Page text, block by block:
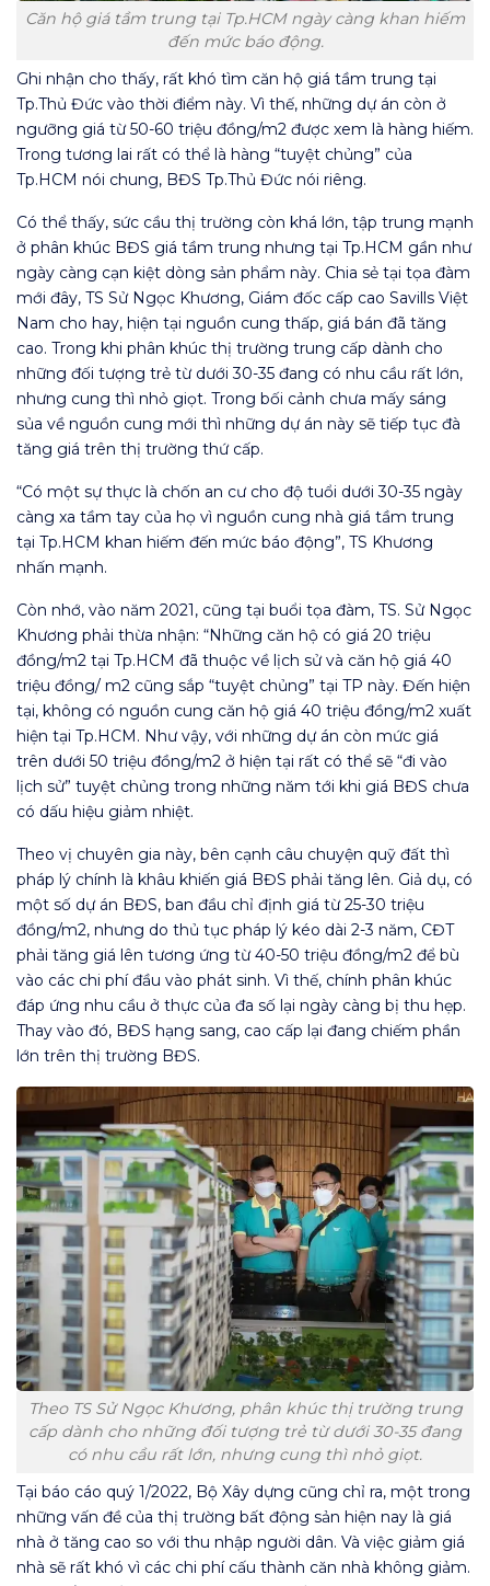
Căn hộ giá tầm trung tại Tp.HCM ngày càng khan hiếm
đến mức báo động.
Ghi nhận cho thấy, rất khó tìm căn hộ giá tầm trung tại
Tp.Thủ Đức vào thời điểm này. Vì thế, những dự án còn ở
ngưỡng giá từ 50-60 triệu đồng/m2 được xem là hàng hiếm.
Trong tương lai rất có thể là hàng “tuyệt chủng” của
Tp.HCM nói chung, BĐS Tp.Thủ Đức nói riêng.
Có thể thấy, sức cầu thị trường còn khá lớn, tập trung mạnh
ở phân khúc BĐS giá tầm trung nhưng tại Tp.HCM gần như
ngày càng cạn kiệt dòng sản phẩm này. Chia sẻ tại tọa đàm
mới đây, TS Sử Ngọc Khương, Giám đốc cấp cao Savills Việt
Nam cho hay, hiện tại nguồn cung thấp, giá bán đã tăng
cao. Trong khi phân khúc thị trường trung cấp dành cho
những đối tượng trẻ từ dưới 30-35 đang có nhu cầu rất lớn,
nhưng cung thì nhỏ giọt. Trong bối cảnh chưa mấy sáng
sủa về nguồn cung mới thì những dự án này sẽ tiếp tục đà
tăng giá trên thị trường thứ cấp.
“Có một sự thực là chốn an cư cho độ tuổi dưới 30-35 ngày
càng xa tầm tay của họ vì nguồn cung nhà giá tầm trung
tại Tp.HCM khan hiếm đến mức báo động”, TS Khương
nhấn mạnh.
Còn nhớ, vào năm 2021, cũng tại buổi tọa đàm, TS. Sử Ngọc
Khương phải thừa nhận: “Những căn hộ có giá 20 triệu
đồng/m2 tại Tp.HCM đã thuộc về lịch sử và căn hộ giá 40
triệu đồng/ m2 cũng sắp “tuyệt chủng” tại TP này. Đến hiện
tại, không có nguồn cung căn hộ giá 40 triệu đồng/m2 xuất
hiện tại Tp.HCM. Như vậy, với những dự án còn mức giá
trên dưới 50 triệu đồng/m2 ở hiện tại rất có thể sẽ “đi vào
lịch sử” tuyệt chủng trong những năm tới khi giá BĐS chưa
có dấu hiệu giảm nhiệt.
Theo vị chuyên gia này, bên cạnh câu chuyện quỹ đất thì
pháp lý chính là khâu khiến giá BĐS phải tăng lên. Giả dụ, có
một số dự án BĐS, ban đầu chỉ định giá từ 25-30 triệu
đồng/m2, nhưng do thủ tục pháp lý kéo dài 2-3 năm, CĐT
phải tăng giá lên tương ứng từ 40-50 triệu đồng/m2 để bù
vào các chi phí đầu vào phát sinh. Vì thế, chính phân khúc
đáp ứng nhu cầu ở thực của đa số lại ngày càng bị thu hẹp.
Thay vào đó, BĐS hạng sang, cao cấp lại đang chiếm phần
lớn trên thị trường BĐS.
Theo TS Sử Ngọc Khương, phân khúc thị trường trung
cấp dành cho những đối tượng trẻ từ dưới 30-35 đang
có nhu cầu rất lớn, nhưng cung thì nhỏ giọt.
Tại báo cáo quý 1/2022, Bộ Xây dựng cũng chỉ ra, một trong
những vấn đề của thị trường bất động sản hiện nay là giá
nhà ở tăng cao so với thu nhập người dân. Và việc giảm giá
nhà sẽ rất khó vì các chi phí cấu thành căn nhà không giảm.